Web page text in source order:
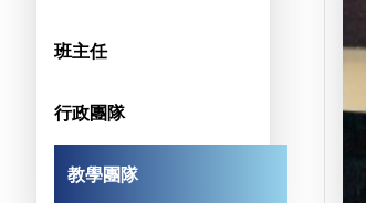
班主任
行政團隊
教學團隊